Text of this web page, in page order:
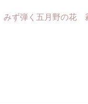
みず弾く五月野の花